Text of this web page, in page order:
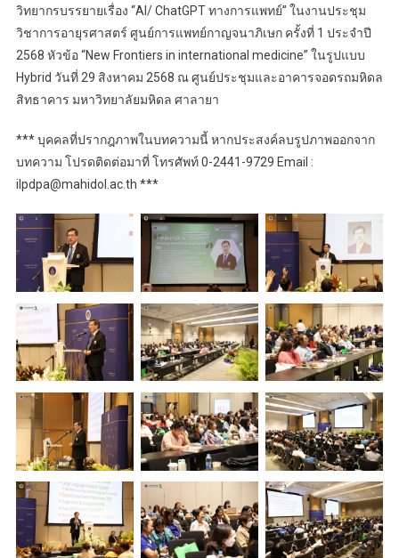
วิทยากรบรรยายเรื่อง “AI/ ChatGPT ทางการแพทย์” ในงานประชุม
วิชาการอายุรศาสตร์ ศูนย์การแพทย์กาญจนาภิเษก ครั้งที่ 1 ประจำปี
2568 หัวข้อ “New Frontiers in international medicine” ในรูปแบบ
Hybrid วันที่ 29 สิงหาคม 2568 ณ ศูนย์ประชุมและอาคารจอดรถมหิดล
สิทธาคาร มหาวิทยาลัยมหิดล ศาลายา
*** บุคคลที่ปรากฎภาพในบทความนี้ หากประสงค์ลบรูปภาพออกจาก
บทความ โปรดติดต่อมาที่ โทรศัพท์ 0-2441-9729 Email :
ilpdpa@mahidol.ac.th ***